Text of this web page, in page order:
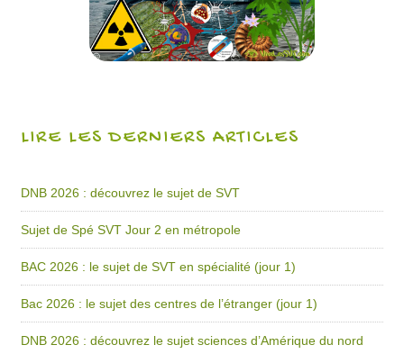
LIRE LES DERNIERS ARTICLES
DNB 2026 : découvrez le sujet de SVT
Sujet de Spé SVT Jour 2 en métropole
BAC 2026 : le sujet de SVT en spécialité (jour 1)
Bac 2026 : le sujet des centres de l’étranger (jour 1)
DNB 2026 : découvrez le sujet sciences d’Amérique du nord